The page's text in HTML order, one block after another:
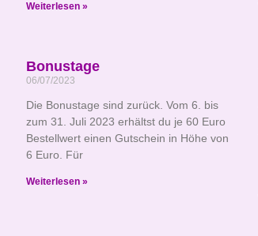
Weiterlesen »
Bonustage
06/07/2023
Die Bonustage sind zurück. Vom 6. bis
zum 31. Juli 2023 erhältst du je 60 Euro
Bestellwert einen Gutschein in Höhe von
6 Euro. Für
Weiterlesen »